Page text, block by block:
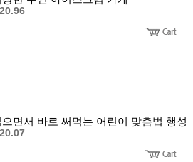
으면서 바로 써먹는 어린이 맞춤법 행성